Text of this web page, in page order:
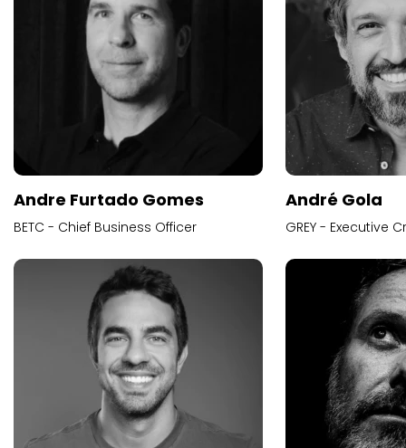
Andre Furtado Gomes
BETC - Chief Business Officer
André Gola
GREY - Executive